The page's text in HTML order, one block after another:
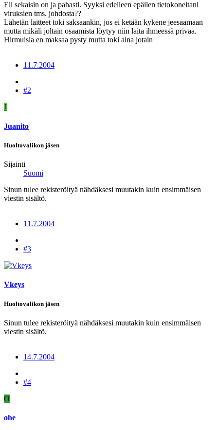
Eli sekaisin on ja pahasti. Syyksi edelleen epäilen tietokoneitani
viruksien tms. johdosta??
Lähetän laitteet toki saksaankin, jos ei ketään kykene jeesaamaan
mutta mikäli joltain osaamista löytyy niin laita ihmeessä privaa.
Hirmuisia en maksaa pysty mutta toki aina jotain
11.7.2004
#2
J
Juanito
Huoltovalikon jäsen
Sijainti
Suomi
Sinun tulee rekisteröityä nähdäksesi muutakin kuin ensimmäisen
viestin sisältö.
11.7.2004
#3
Vkeys
Huoltovalikon jäsen
Sinun tulee rekisteröityä nähdäksesi muutakin kuin ensimmäisen
viestin sisältö.
14.7.2004
#4
O
ohe